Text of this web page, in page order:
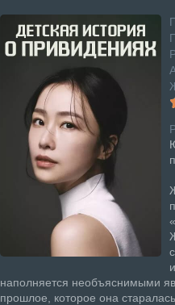
наполняется необъяснимыми
прошлое, которое она